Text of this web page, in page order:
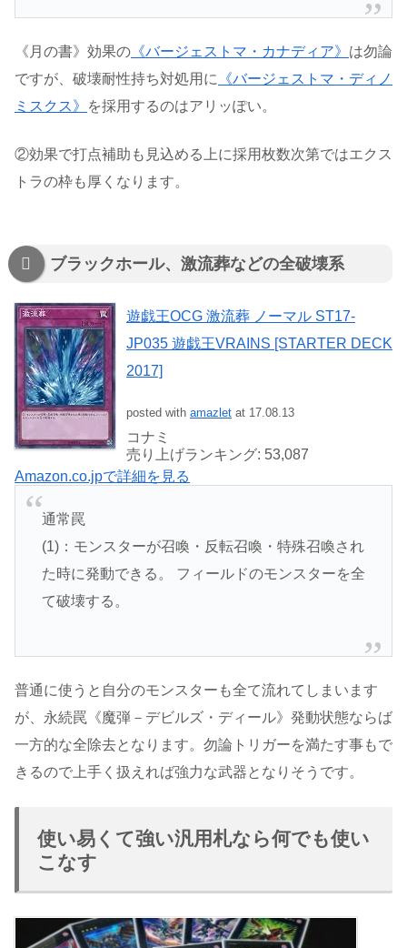
《月の書》効果の 《バージェストマ・カナディア》 は勿論
ですが、破壊耐性持ち対処用に
《バージェストマ・ディノ
ミスクス》
を採用するのはアリッぽい。
②効果で打点補助も見込める上に採用枚数次第ではエクス
トラの枠も厚くなります。
ブラックホール、激流葬などの全破壊系
遊戯王OCG 激流葬 ノーマル ST17-
JP035 遊戯王VRAINS [STARTER DECK
2017]
posted with amazlet at 17.08.13
コナミ
売り上げランキング: 53,087
Amazon.co.jpで詳細を見る
通常罠
(1)：モンスターが召喚・反転召喚・特殊召喚され
た時に発動できる。 フィールドのモンスターを全
て破壊する。
普通に使うと自分のモンスターも全て流れてしまいます
が、永続罠《魔弾－デビルズ・ディール》発動状態ならば
一方的な全除去となります。勿論トリガーを満たす事もで
きるので上手く扱えれば強力な武器となりそうです。
使い易くて強い汎用札なら何でも使い
こなす